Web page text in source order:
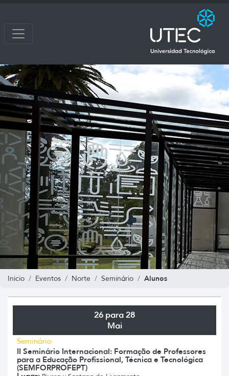
Inicio Eventos Norte Seminário Alunos
26 para 28
Mai
Seminário
II Seminário Internacional: Formação de Professores
para a Educação Profissional, Técnica e Tecnológica
(SEMFORPROFEPT)